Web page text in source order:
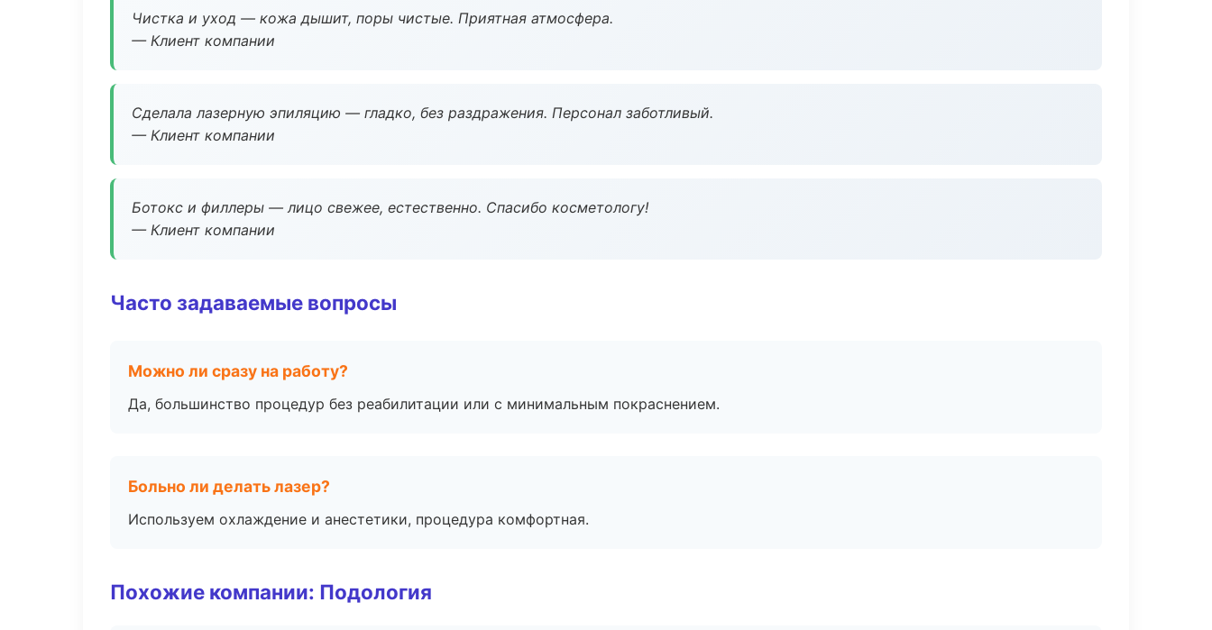
Чистка и уход — кожа дышит, поры чистые. Приятная атмосфера.
— Клиент компании
Сделала лазерную эпиляцию — гладко, без раздражения. Персонал заботливый.
— Клиент компании
Ботокс и филлеры — лицо свежее, естественно. Спасибо косметологу!
— Клиент компании
Часто задаваемые вопросы
Можно ли сразу на работу?
Да, большинство процедур без реабилитации или с минимальным покраснением.
Больно ли делать лазер?
Используем охлаждение и анестетики, процедура комфортная.
Похожие компании: Подология